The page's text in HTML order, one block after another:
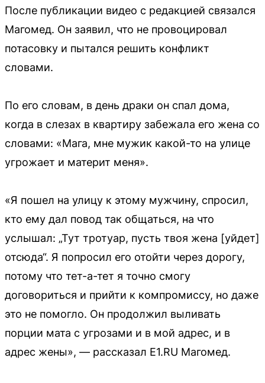
После публикации видео с редакцией связался
Магомед. Он заявил, что не провоцировал
потасовку и пытался решить конфликт
словами.
По его словам, в день драки он спал дома,
когда в слезах в квартиру забежала его жена со
словами: «Мага, мне мужик какой-то на улице
угрожает и материт меня».
«Я пошел на улицу к этому мужчину, спросил,
кто ему дал повод так общаться, на что
услышал: „Тут тротуар, пусть твоя жена [уйдет]
отсюда“. Я попросил его отойти через дорогу,
потому что тет-а-тет я точно смогу
договориться и прийти к компромиссу, но даже
это не помогло. Он продолжил выливать
порции мата с угрозами и в мой адрес, и в
адрес жены», — рассказал E1.RU Магомед.